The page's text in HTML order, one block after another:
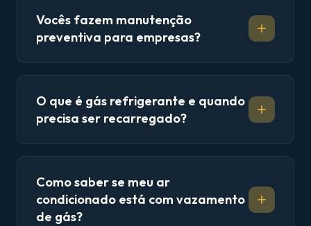
Vocês fazem manutenção
preventiva para empresas?
O que é gás refrigerante e quando
precisa ser recarregado?
Como saber se meu ar
condicionado está com vazamento
de gás?